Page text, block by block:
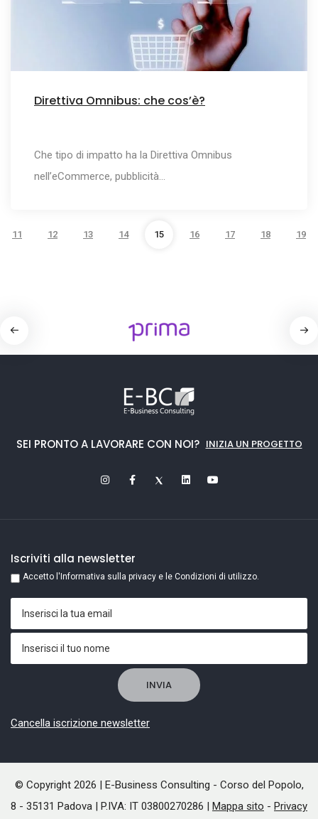
Direttiva Omnibus: che cos’è?
Che tipo di impatto ha la Direttiva Omnibus
nell’eCommerce, pubblicità…
11 12 13 14 15 16 17 18 19
SEI PRONTO A LAVORARE CON NOI? INIZIA UN PROGETTO
Iscriviti alla newsletter
Accetto l'Informativa sulla privacy e le Condizioni di utilizzo.
Cancella iscrizione newsletter
© Copyright 2026 | E-Business Consulting - Corso del Popolo,
8 - 35131 Padova | P.IVA: IT 03800270286 | Mappa sito - Privacy